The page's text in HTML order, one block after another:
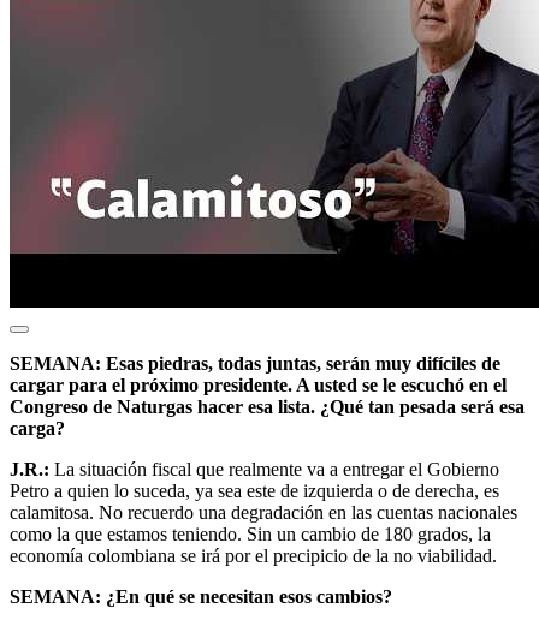
SEMANA: Esas piedras, todas juntas, serán muy difíciles de
cargar para el próximo presidente. A usted se le escuchó en el
Congreso de Naturgas hacer esa lista. ¿Qué tan pesada será esa
carga?
J.R.: La situación fiscal que realmente va a entregar el Gobierno
Petro a quien lo suceda, ya sea este de izquierda o de derecha, es
calamitosa. No recuerdo una degradación en las cuentas nacionales
como la que estamos teniendo. Sin un cambio de 180 grados, la
economía colombiana se irá por el precipicio de la no viabilidad.
SEMANA: ¿En qué se necesitan esos cambios?